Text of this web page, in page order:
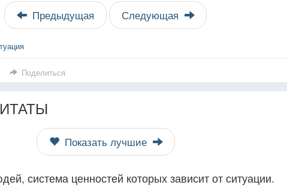
Предыдущая Следующая
Поделиться
Показать лучшие
система ценностей которых зависит от ситуации.